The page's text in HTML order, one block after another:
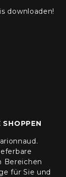
downloaden!
SHOPPEN
Bereichen
für Sie und